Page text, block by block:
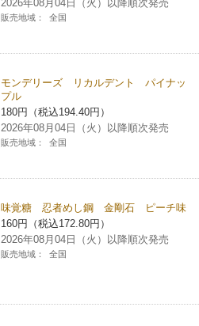
2026年08月04日（火）以降順次発売
販売地域： 全国
モンデリーズ リカルデント パイナッ
プル
180円（税込194.40円）
2026年08月04日（火）以降順次発売
販売地域： 全国
味覚糖 忍者めし鋼 金剛石 ピーチ味
160円（税込172.80円）
2026年08月04日（火）以降順次発売
販売地域： 全国